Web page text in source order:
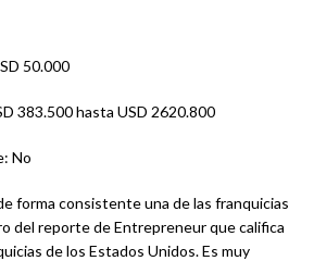
50.000
383.500 hasta USD 2620.800
No
forma consistente una de las franquicias
del reporte de Entrepreneur que califica
de los Estados Unidos. Es muy